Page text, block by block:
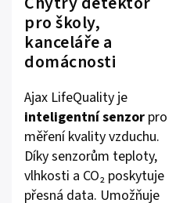
pro školy,
kanceláře a
domácnosti
Ajax LifeQuality je
inteligentní senzor pro
měření kvality vzduchu.
Díky senzorům teploty,
vlhkosti a CO₂ poskytuje
přesná data. Umožňuje